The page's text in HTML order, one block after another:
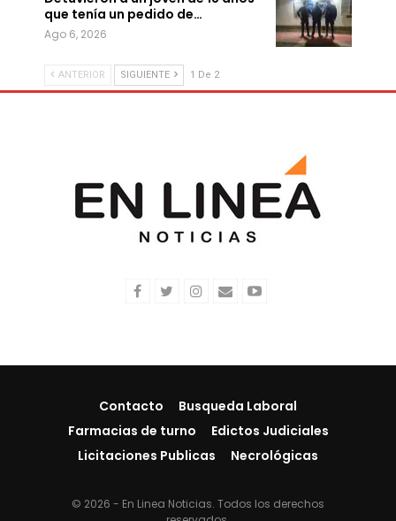
que tenía un pedido de…
Ago 6, 2026
ANTERIOR SIGUIENTE 1 De 2
Contacto
Busqueda Laboral
Farmacias de turno
Edictos Judiciales
Licitaciones Publicas
Necrológicas
© 2026 - En Linea Noticias. Todos los derechos